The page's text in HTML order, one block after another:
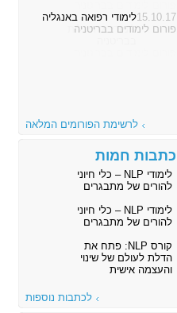
15.10.17לימודי רפואה באנגליה
פורום לימודים בבריטניה
לרשימת הפורומים המלאה
כתבות חמות
לימודי NLP – כלי חיוני
להורים של מתבגרים
לימודי NLP – כלי חיוני
להורים של מתבגרים
קורס NLP: פתח את
הדלת לעולם של שינוי
והעצמה אישית
לכתבות נוספות